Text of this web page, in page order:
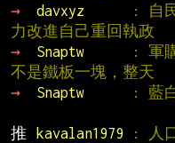
→
davxyz
: 自
力改進自己重回執政
→
Snaptw
: 軍
不是鐵板一塊，整天
→
Snaptw
: 藍
推
kavalan1979
: 人